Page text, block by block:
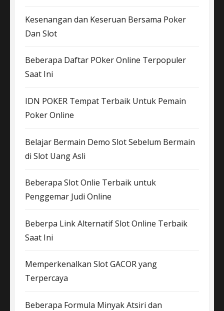
Kesenangan dan Keseruan Bersama Poker
Dan Slot
Beberapa Daftar POker Online Terpopuler
Saat Ini
IDN POKER Tempat Terbaik Untuk Pemain
Poker Online
Belajar Bermain Demo Slot Sebelum Bermain
di Slot Uang Asli
Beberapa Slot Onlie Terbaik untuk
Penggemar Judi Online
Beberpa Link Alternatif Slot Online Terbaik
Saat Ini
Memperkenalkan Slot GACOR yang
Terpercaya
Beberapa Formula Minyak Atsiri dan